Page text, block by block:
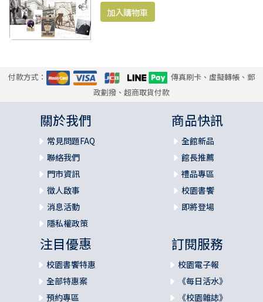
付款方式：
傳真刷卡、虛擬轉帳、郵
政劃撥、超商取貨付款
關於我們
常見問題FAQ
聯絡我們
門市資訊
徵人啟事
消息活動
隱私權政策
商品快訊
全館新品
館長推薦
禮品專區
校園書饗
即將登場
注目優惠
校園書饗特惠
全部特惠案
預約專區
訂閱服務
校園電子報
《每日活水》
《校園雜誌》